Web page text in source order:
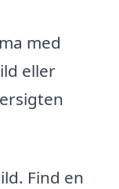
med
eller
Find en